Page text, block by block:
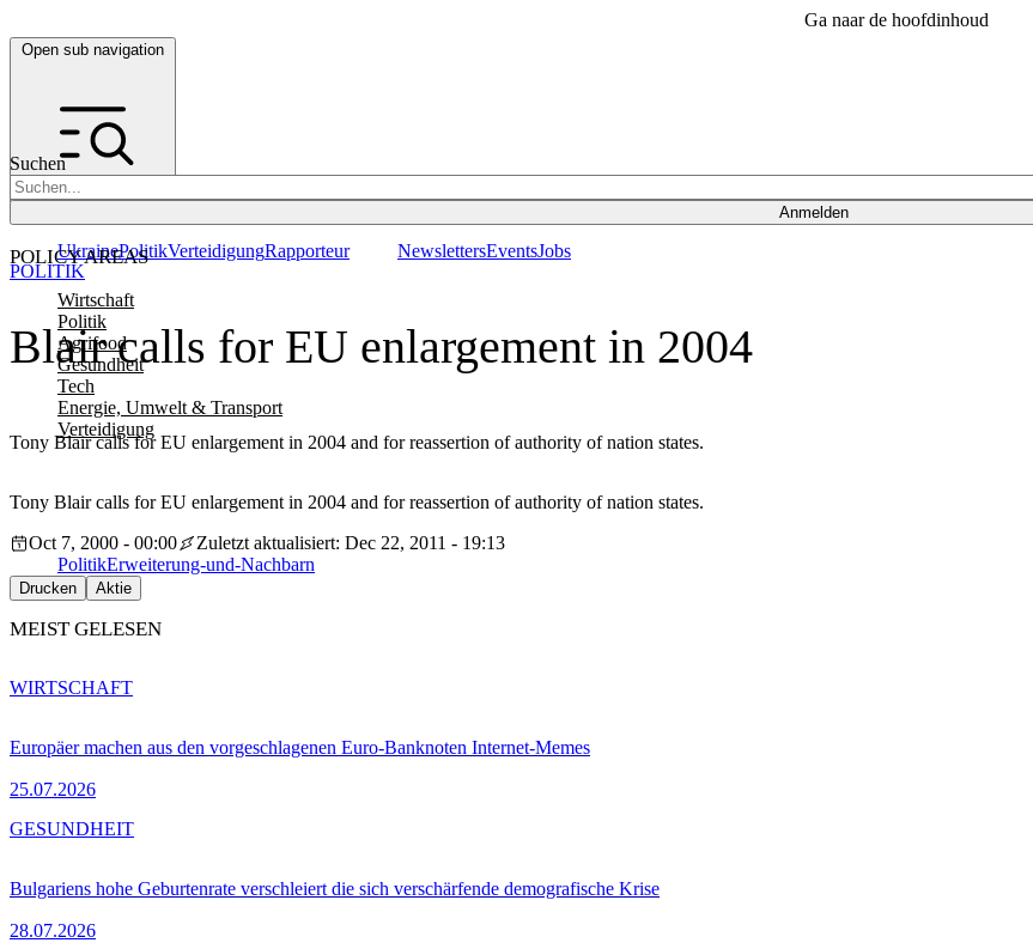
Ga naar de hoofdinhoud
Open sub navigation
Suchen
Anmelden
POLICY AREAS
Wirtschaft
Politik
Agrifood
Gesundheit
Tech
Energie, Umwelt & Transport
Verteidigung
UkrainePolitikVerteidigungRapporteur NewslettersEventsJobs
Blair calls for EU enlargement in 2004
Tony Blair calls for EU enlargement in 2004 and for reassertion of authority of nation states.
POLITIK
Tony Blair calls for EU enlargement in 2004 and for reassertion of authority of nation states.
Oct 7, 2000 - 00:00
Zuletzt aktualisiert: Dec 22, 2011 - 19:13
PolitikErweiterung-und-Nachbarn
Drucken Aktie
MEIST GELESEN
Europäer machen aus den vorgeschlagenen Euro-Banknoten Internet-Memes
25.07.2026
WIRTSCHAFT
Bulgariens hohe Geburtenrate verschleiert die sich verschärfende demografische Krise
28.07.2026
GESUNDHEIT